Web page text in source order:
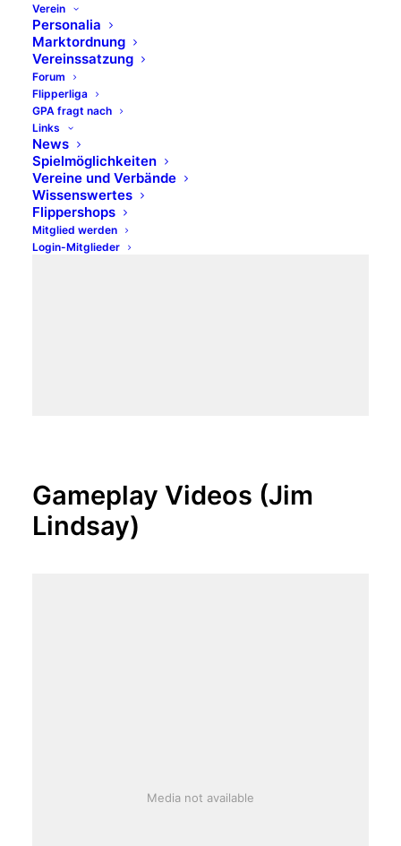
Verein
Personalia
Marktordnung
Vereinssatzung
Forum
Flipperliga
GPA fragt nach
Links
News
Spielmöglichkeiten
Vereine und Verbände
Wissenswertes
Flippershops
Mitglied werden
Login-Mitglieder
Gameplay Videos (Jim
Lindsay)
Media not available